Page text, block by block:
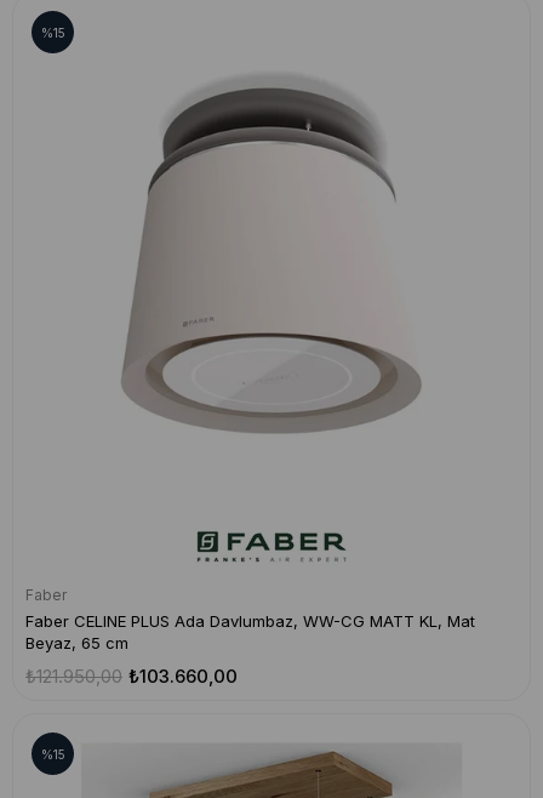
Faber
Faber CELINE PLUS Ada Davlumbaz, WW-CG MATT KL, Mat
Beyaz, 65 cm
₺103.660,00
₺121.950,00
%15
%15